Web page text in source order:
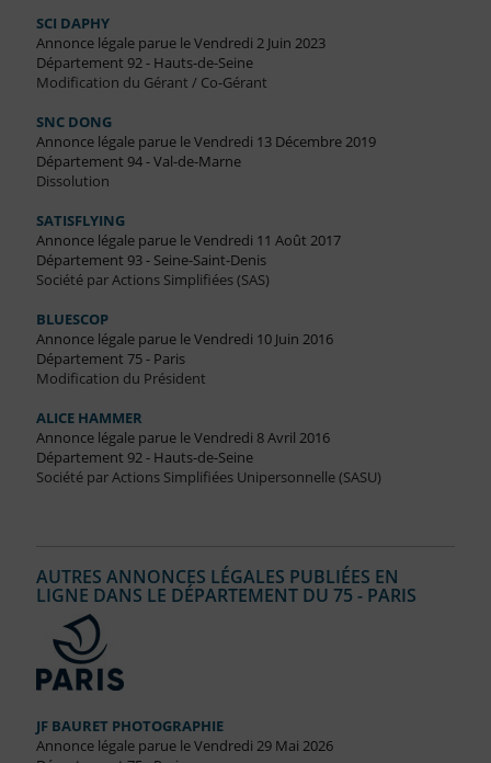
SCI DAPHY
Annonce légale parue le Vendredi 2 Juin 2023
Département 92 - Hauts-de-Seine
Modification du Gérant / Co-Gérant
SNC DONG
Annonce légale parue le Vendredi 13 Décembre 2019
Département 94 - Val-de-Marne
Dissolution
SATISFLYING
Annonce légale parue le Vendredi 11 Août 2017
Département 93 - Seine-Saint-Denis
Société par Actions Simplifiées (SAS)
BLUESCOP
Annonce légale parue le Vendredi 10 Juin 2016
Département 75 - Paris
Modification du Président
ALICE HAMMER
Annonce légale parue le Vendredi 8 Avril 2016
Département 92 - Hauts-de-Seine
Société par Actions Simplifiées Unipersonnelle (SASU)
AUTRES ANNONCES LÉGALES PUBLIÉES EN
LIGNE DANS LE DÉPARTEMENT DU 75 - PARIS
JF BAURET PHOTOGRAPHIE
Annonce légale parue le Vendredi 29 Mai 2026